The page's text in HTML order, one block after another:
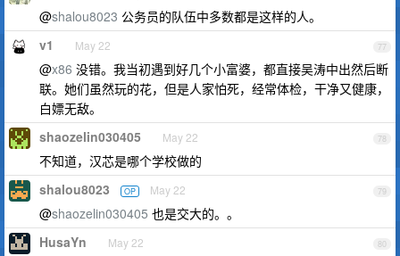
@shalou8023 公务员的队伍中多数都是这样的人。
77
v1 May 22
@x86 没错。我当初遇到好几个小富婆，都直接吴涛中出然后断
联。她们虽然玩的花，但是人家怕死，经常体检，干净又健康，
白嫖无敌。
78
shaozelin030405 May 22
不知道，汉芯是哪个学校做的
79
shalou8023 OP May 22
@shaozelin030405 也是交大的。。
80
HusaYn May 22